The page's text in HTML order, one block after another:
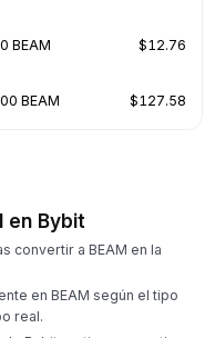
BEAM $12.76
BEAM $127.58
en Bybit
convertir a BEAM en la
en BEAM según el tipo
real.